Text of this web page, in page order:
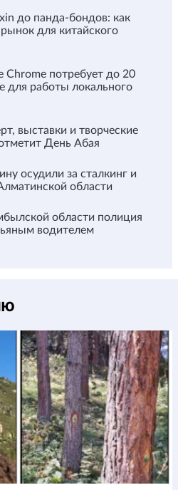
до панда-бондов: как
для китайского
Chrome потребует до 20
для работы локального
выставки и творческие
День Абая
осудили за сталкинг и
области
области полиция
водителем